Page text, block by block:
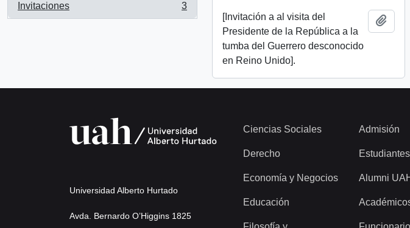
Invitaciones
, 3 resultados
3
[Invitación a al visita del
Presidente de la República a la
tumba del Guerrero desconocido
en Reino Unido].
Universidad Alberto Hurtado
Avda. Bernardo O’Higgins 1825
Ciencias Sociales
Derecho
Economía y Negocios
Educación
Admisión
Estudiantes
Alumni